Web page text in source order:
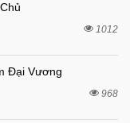
1012
Đại Vương
968